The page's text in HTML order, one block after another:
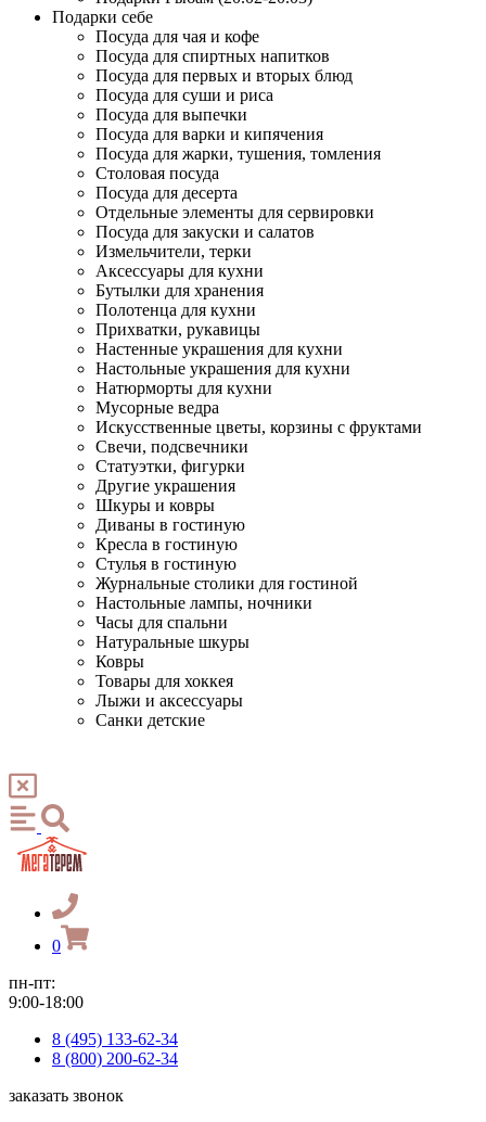
Подарки себе
Посуда для чая и кофе
Посуда для спиртных напитков
Посуда для первых и вторых блюд
Посуда для суши и риса
Посуда для выпечки
Посуда для варки и кипячения
Посуда для жарки, тушения, томления
Столовая посуда
Посуда для десерта
Отдельные элементы для сервировки
Посуда для закуски и салатов
Измельчители, терки
Аксессуары для кухни
Бутылки для хранения
Полотенца для кухни
Прихватки, рукавицы
Настенные украшения для кухни
Настольные украшения для кухни
Натюрморты для кухни
Мусорные ведра
Искусственные цветы, корзины с фруктами
Свечи, подсвечники
Статуэтки, фигурки
Другие украшения
Шкуры и ковры
Диваны в гостиную
Кресла в гостиную
Стулья в гостиную
Журнальные столики для гостиной
Настольные лампы, ночники
Часы для спальни
Натуральные шкуры
Ковры
Товары для хоккея
Лыжи и аксессуары
Санки детские
0
пн-пт:
9:00-18:00
8 (495) 133-62-34
8 (800) 200-62-34
заказать звонок